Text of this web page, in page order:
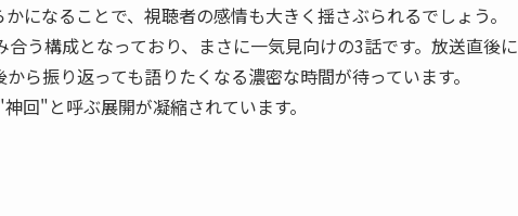
になることで、視聴者の感情も大きく揺さぶられるでしょう。
う構成となっており、まさに一気見向けの3話です。放送直後に
ら振り返っても語りたくなる濃密な時間が待っています。
回"と呼ぶ展開が凝縮されています。